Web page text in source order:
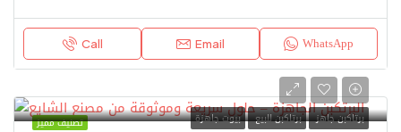
Call Email WhatsApp
تصنيف مميز برتاكبن جاهز برتاكبن للبيع بيوت جاهزة